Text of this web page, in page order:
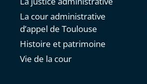
La cour administrative
d’appel de Toulouse
Histoire et patrimoine
Vie de la cour